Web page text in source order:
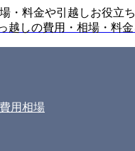
・料金や引越しお役立
用相場